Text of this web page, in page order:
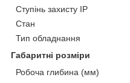
Ступінь захисту IP
Стан
Тип обладнання
Габаритні розміри
Робоча глибина (мм)